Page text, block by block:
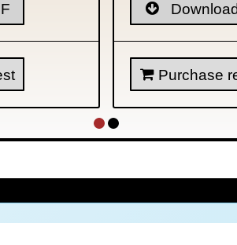
Purchase